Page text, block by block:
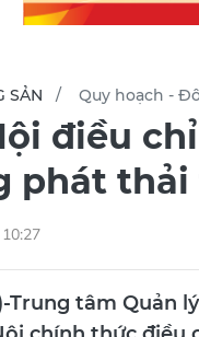
SẢN Quy hoạch -
điều
phát thải
Trung tâm Quản